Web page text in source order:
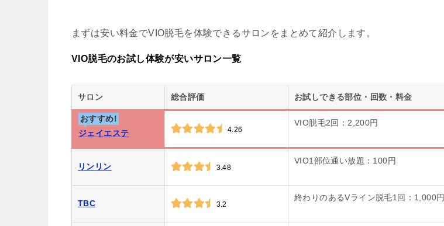
まずは安い料金でVIO脱毛を体験できるサロンをまとめて紹介します。
VIO脱毛のお試し体験が安いサロン一覧
サロン 総合評価 お試しできる部位・回数・料金
おすすめ!
ジェイエステ
4.26
VIO脱毛2回：2,200円
リンリン 3.48
VIO1部位通い放題：100円
TBC 3.2
終わりのあるVライン脱毛1回：1,000円